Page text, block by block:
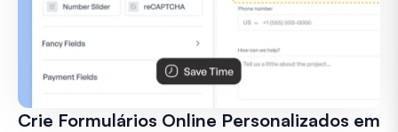
Crie Formulários Online Personalizados em